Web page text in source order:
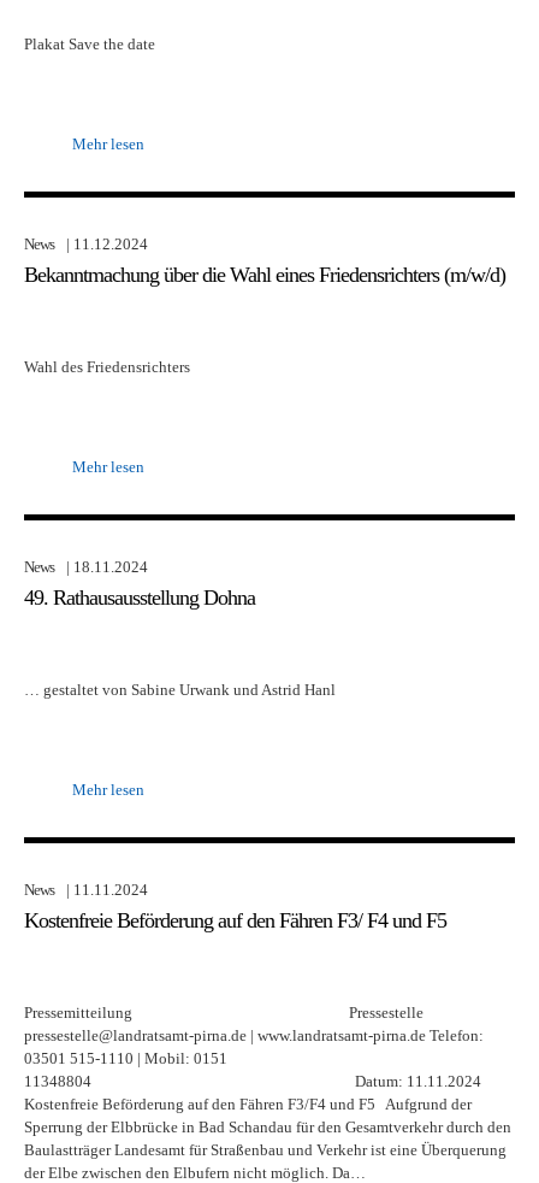
Plakat Save the date
Mehr lesen
News | 11.12.2024
Bekanntmachung über die Wahl eines Friedensrichters (m/w/d)
Wahl des Friedensrichters
Mehr lesen
News | 18.11.2024
49. Rathausausstellung Dohna
… gestaltet von Sabine Urwank und Astrid Hanl
Mehr lesen
News | 11.11.2024
Kostenfreie Beförderung auf den Fähren F3/ F4 und F5
Pressemitteilung Pressestelle
pressestelle@landratsamt-pirna.de | www.landratsamt-pirna.de Telefon:
03501 515-1110 | Mobil: 0151
11348804 Datum: 11.11.2024
Kostenfreie Beförderung auf den Fähren F3/F4 und F5 Aufgrund der
Sperrung der Elbbrücke in Bad Schandau für den Gesamtverkehr durch den
Baulastträger Landesamt für Straßenbau und Verkehr ist eine Überquerung
der Elbe zwischen den Elbufern nicht möglich. Da…